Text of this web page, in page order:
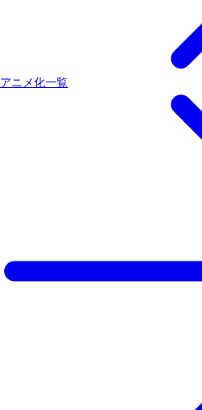
アニメ化一覧